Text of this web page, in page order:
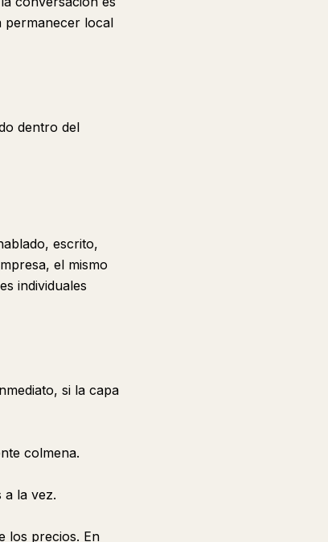
permanecer local
dentro del
escrito,
el mismo
individuales
si la capa
colmena.
a la vez.
los precios. En